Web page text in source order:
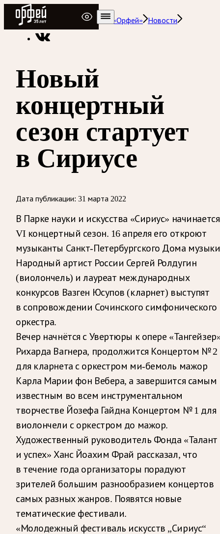
Радио Орфей
Радио классической музыки «Орфей»
Новости
Новый
концертный
сезон стартует
в Сириусе
Дата публикации: 31 марта 2022
В Парке науки и искусства «Сириус» начинается
VI концертный сезон. 16 апреля его откроют
музыканты Санкт-Петербургского Дома
Народный артист России Сергей Ролдугин
(виолончель) и лауреат международных
конкурсов Вазген Юсупов (кларнет) выступят
в сопровождении Сочинского симфонического
оркестра.
Вечер начнётся с Увертюры к опере
Рихарда Вагнера, продолжится Концертом № 2
для кларнета с оркестром ми-бемоль мажор
Карла Марии фон Вебера, а завершится самым
известным во всем инструментальном
творчестве Йозефа Гайдна Концертом № 1 для
виолончели с оркестром до мажор.
Художественный руководитель Фонда «Талант
и успех» Ханс Йоахим Фрай рассказал, что
в течение года организаторы порадуют
зрителей большим разнообразием концертов
самых разных жанров. Появятся новые
тематические фестивали.
«Молодежный фестиваль искусств „Сириус“